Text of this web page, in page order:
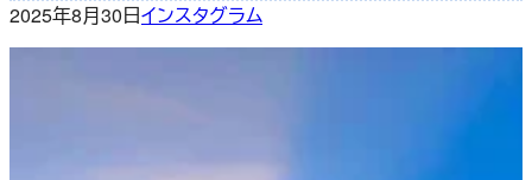
2025年8月30日インスタグラム